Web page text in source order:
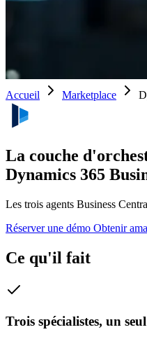
Accueil Marketplace
La couche
Dynamics 365
Les trois agents Business
Réserver une démo Obtenir
Ce qu'il fait
Trois spécialistes, un